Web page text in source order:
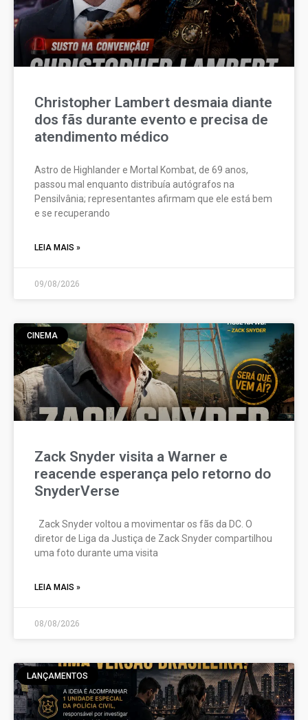
Christopher Lambert desmaia diante
dos fãs durante evento e precisa de
atendimento médico
Astro de Highlander e Mortal Kombat, de 69 anos,
passou mal enquanto distribuía autógrafos na
Pensilvânia; representantes afirmam que ele está bem
e se recuperando
LEIA MAIS »
09/08/2026
CINEMA
Zack Snyder visita a Warner e
reacende esperança pelo retorno do
SnyderVerse
Zack Snyder voltou a movimentar os fãs da DC. O
diretor de Liga da Justiça de Zack Snyder compartilhou
uma foto durante uma visita
LEIA MAIS »
08/08/2026
LANÇAMENTOS